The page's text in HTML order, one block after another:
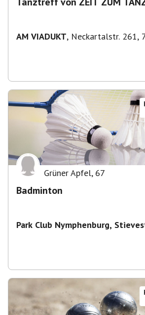
AM VIADUKT, Neckartalstr. 261,
Grüner Apfel, 67
Badminton
Park Club Nymphenburg,